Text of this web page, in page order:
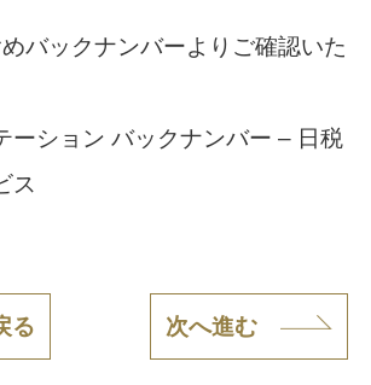
バックナンバーよりご確認いた
ーション バックナンバー – 日税
ス
る 次へ進む